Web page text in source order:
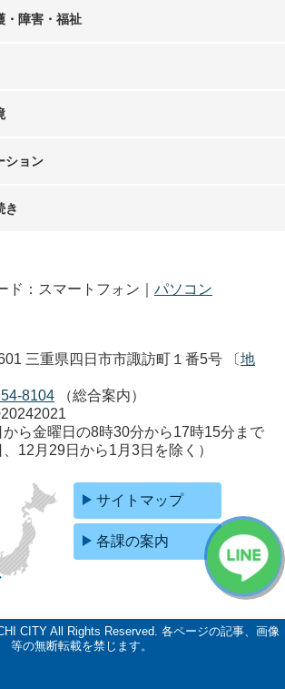
・障害・福祉
ション
き
ド：スマートフォン｜ パソコン
三重県四日市市諏訪町１番5号 〔地
8104
（総合案内）
から金曜日の8時30分から17時15分まで
、12月29日から1月3日を除く）
サイトマップ
各課の案内
CITY All Rights Reserved. 各ページの記事、画像
等の無断転載を禁じます。